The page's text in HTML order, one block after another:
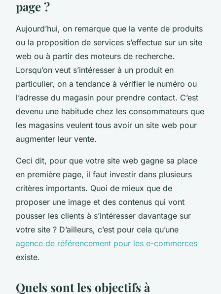
page ?
Aujourd’hui, on remarque que la vente de produits
ou la proposition de services s’effectue sur un site
web ou à partir des moteurs de recherche.
Lorsqu’on veut s’intéresser à un produit en
particulier, on a tendance à vérifier le numéro ou
l’adresse du magasin pour prendre contact. C’est
devenu une habitude chez les consommateurs que
les magasins veulent tous avoir un site web pour
augmenter leur vente.
Ceci dit, pour que votre site web gagne sa place
en première page, il faut investir dans plusieurs
critères importants. Quoi de mieux que de
proposer une image et des contenus qui vont
pousser les clients à s’intéresser davantage sur
votre site ? D’ailleurs, c’est pour cela qu’une
agence de référencement pour les e-commerces
existe.
Quels sont les objectifs à